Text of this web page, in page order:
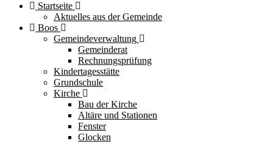
Startseite
Aktuelles aus der Gemeinde
Boos
Gemeindeverwaltung
Gemeinderat
Rechnungsprüfung
Kindertagesstätte
Grundschule
Kirche
Bau der Kirche
Altäre und Stationen
Fenster
Glocken